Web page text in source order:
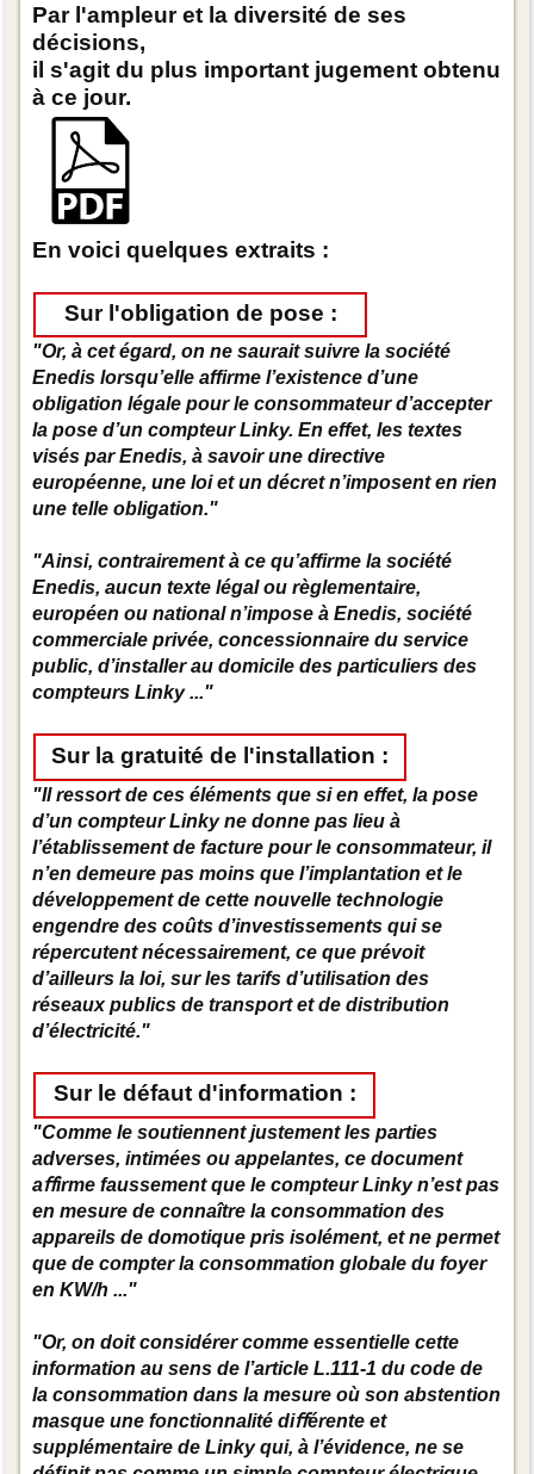
Par l'ampleur et la diversité de ses
décisions,
il s'agit du plus important jugement obtenu
à ce jour.
En voici quelques extraits :
Sur l'obligation de pose :
"Or, à cet égard, on ne saurait suivre la société
Enedis lorsqu’elle affirme l’existence d’une
obligation légale pour le consommateur d’accepter
la pose d’un compteur Linky. En effet, les textes
visés par Enedis, à savoir une directive
européenne, une loi et un décret n’imposent en rien
une telle obligation."
"Ainsi, contrairement à ce qu’affirme la société
Enedis, aucun texte légal ou règlementaire,
européen ou national n’impose à Enedis, société
commerciale privée, concessionnaire du service
public, d’installer au domicile des particuliers des
compteurs Linky ..."
Sur la gratuité de l'installation :
"Il ressort de ces éléments que si en effet, la pose
d’un compteur Linky ne donne pas lieu à
l’établissement de facture pour le consommateur, il
n’en demeure pas moins que l’implantation et le
développement de cette nouvelle technologie
engendre des coûts d’investissements qui se
répercutent nécessairement, ce que prévoit
d’ailleurs la loi, sur les tarifs d’utilisation des
réseaux publics de transport et de distribution
d’électricité."
Sur le défaut d'information :
"Comme le soutiennent justement les parties
adverses, intimées ou appelantes, ce document
aﬀirme faussement que le compteur Linky n’est pas
en mesure de connaître la consommation des
appareils de domotique pris isolément, et ne permet
que de compter la consommation globale du foyer
en KW/h ..."
"Or, on doit considérer comme essentielle cette
information au sens de l’article L.111-1 du code de
la consommation dans la mesure où son abstention
masque une fonctionnalité diﬀérente et
supplémentaire de Linky qui, à l’évidence, ne se